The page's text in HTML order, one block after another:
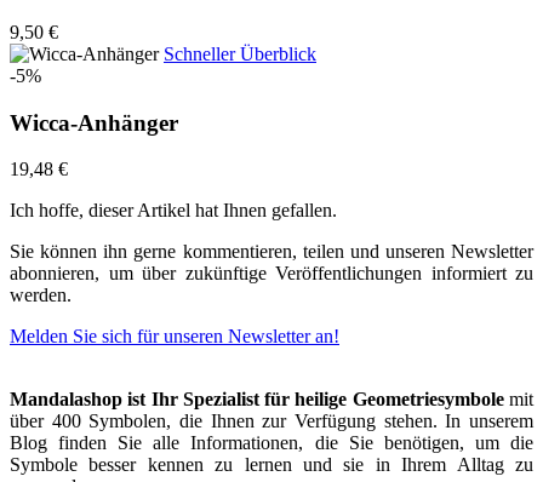
9,50 €
Schneller Überblick
-5%
Wicca-Anhänger
19,48 €
Ich hoffe, dieser Artikel hat Ihnen gefallen.
Sie können ihn gerne kommentieren, teilen und unseren Newsletter
abonnieren, um über zukünftige Veröffentlichungen informiert zu
werden.
Melden Sie sich für unseren Newsletter an!
Mandalashop ist Ihr Spezialist für heilige Geometriesymbolemit
über 400 Symbolen, die Ihnen zur Verfügung stehen. In unserem
Blog finden Sie alle Informationen, die Sie benötigen, um die
Symbole besser kennen zu lernen und sie in Ihrem Alltag zu